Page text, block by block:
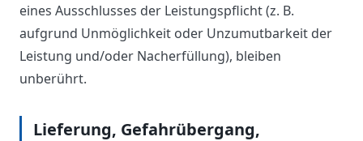
eines Ausschlusses der Leistungspflicht (z. B.
aufgrund Unmöglichkeit oder Unzumutbarkeit der
Leistung und/oder Nacherfüllung), bleiben
unberührt.
Lieferung, Gefahrübergang,